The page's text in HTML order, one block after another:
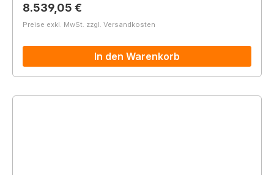
Regulärer Preis:
8.539,05 €
Preise exkl. MwSt. zzgl. Versandkosten
In den Warenkorb